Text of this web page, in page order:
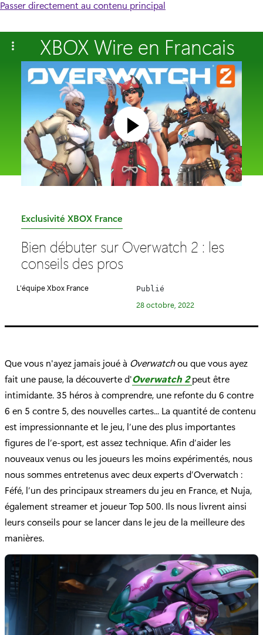
Passer directement au contenu principal
XBOX Wire en Francais
C
t
é
i
:
Exclusivité XBOX France
Bien débuter sur Overwatch 2 : les
conseils des pros
L'équipe Xbox France Publié
28 octobre, 2022
Que vous n'ayez jamais joué à Overwatchou que vous ayez
fait une pause, la découverte d'Overwatch 2 peut être
intimidante. 35 héros à comprendre, une refonte du 6 contre
6 en 5 contre 5, des nouvelles cartes... La quantité de contenu
est impressionnante et le jeu, l’une des plus importantes
figures de l’e-sport, est assez technique. Afin d’aider les
nouveaux venus ou les joueurs les moins expérimentés, nous
nous sommes entretenus avec deux experts d’Overwatch :
Féfé, l’un des principaux streamers du jeu en France, et Nuja,
également streamer et joueur Top 500. Ils nous livrent ainsi
leurs conseils pour se lancer dans le jeu de la meilleure des
manières.